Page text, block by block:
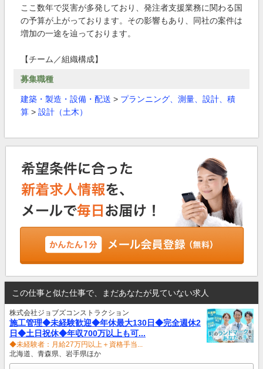
ここ数年で災害が多発しており、発注者支援業務に関わる国
の予算が上がっております。その影響もあり、同社の案件は
増加の一途を辿っております。
【チーム／組織構成】
募集職種
建築・製造・設備・配送 > プランニング、測量、設計、積
算 > 設計（土木）
この仕事と似た仕事で、まだあなたが見ていない求人
株式会社ジョブズコンストラクション
施工管理◆未経験歓迎◆年休最大130日◆完全週休2
日◆土日祝休◆年収700万以上も可...
◆未経験者：月給27万円以上＋資格手当...
北海道、青森県、岩手県ほか